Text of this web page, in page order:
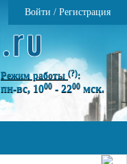
Войти / Регистрация
Режим работы (?):
пн-вс, 1000 - 2200 мск.